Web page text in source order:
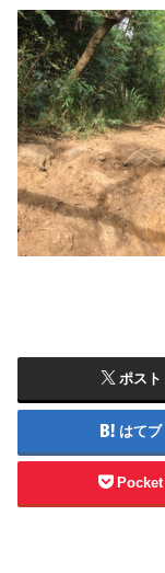
ポスト
はてブ
Pocket